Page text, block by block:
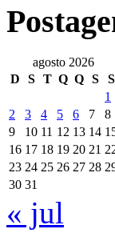
agosto 2026
D
S T Q Q S
S
1
2
3 4 5 6 7
8
9
10 11 12 13 14
16 17 18 19 20 21
23 24 25 26 27 28
30 31
« jul